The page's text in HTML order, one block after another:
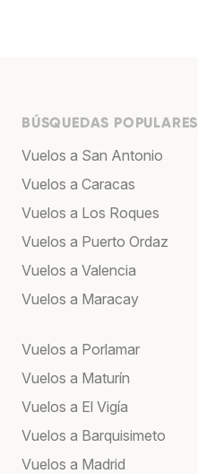
BÚSQUEDAS POPULARES
Vuelos a San Antonio
Vuelos a Caracas
Vuelos a Los Roques
Vuelos a Puerto Ordaz
Vuelos a Valencia
Vuelos a Maracay
Vuelos a Porlamar
Vuelos a Maturín
Vuelos a El Vigía
Vuelos a Barquisimeto
Vuelos a Madrid